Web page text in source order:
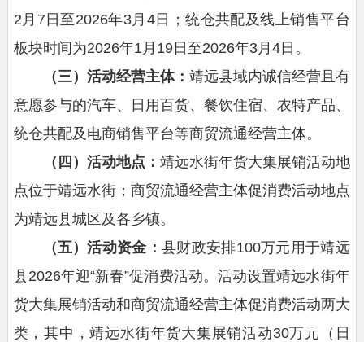
2月7日至2026年3月4日；统仓共配及线上销售平台
板块时间为2026年1月19日至2026年3月4日。
（三）活动经营主体： 靖远县域内诚信经营且有
意愿参与的汽车、日用百货、餐饮住宿、农特产品、
统仓共配及电商销售平台等商贸流通经营主体。
（ 四 ）活动地点： 靖远水街年货大集展销活动地
点位于靖远水街；商贸流通经营主体促消费活动地点
为靖远县城区及各乡镇。
（五）活动资金 ：县财政安排100万元用于靖远
县2026年迎“新春”促消费活动。活动设置靖远水街年
货大集展销活动和商贸流通经营主体促消费活动两大
类，其中，靖远水街年货大集展销活动30万元（日